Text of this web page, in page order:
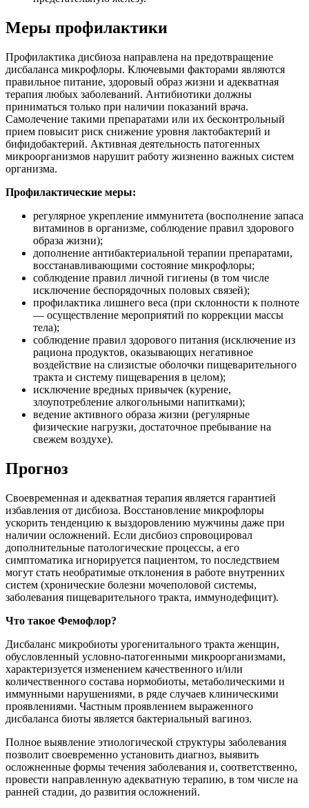
Меры профилактики
Профилактика дисбиоза направлена на предотвращение
дисбаланса микрофлоры. Ключевыми факторами являются
правильное питание, здоровый образ жизни и адекватная
терапия любых заболеваний. Антибиотики должны
приниматься только при наличии показаний врача.
Самолечение такими препаратами или их бесконтрольный
прием повысит риск снижение уровня лактобактерий и
бифидобактерий. Активная деятельность патогенных
микроорганизмов нарушит работу жизненно важных систем
организма.
Профилактические меры:
регулярное укрепление иммунитета (восполнение запаса
витаминов в организме, соблюдение правил здорового
образа жизни);
дополнение антибактериальной терапии препаратами,
восстанавливающими состояние микрофлоры;
соблюдение правил личной гигиены (в том числе
исключение беспорядочных половых связей);
профилактика лишнего веса (при склонности к полноте
— осуществление мероприятий по коррекции массы
тела);
соблюдение правил здорового питания (исключение из
рациона продуктов, оказывающих негативное
воздействие на слизистые оболочки пищеварительного
тракта и систему пищеварения в целом);
исключение вредных привычек (курение,
злоупотребление алкогольными напитками);
ведение активного образа жизни (регулярные
физические нагрузки, достаточное пребывание на
свежем воздухе).
Прогноз
Своевременная и адекватная терапия является гарантией
избавления от дисбиоза. Восстановление микрофлоры
ускорить тенденцию к выздоровлению мужчины даже при
наличии осложнений. Если дисбиоз спровоцировал
дополнительные патологические процессы, а его
симптоматика игнорируется пациентом, то последствием
могут стать необратимые отклонения в работе внутренних
систем (хронические болезни мочеполовой системы,
заболевания пищеварительного тракта, иммунодефицит).
Что такое Фемофлор?
Дисбаланс микробиоты урогенитального тракта женщин,
обусловленный условно-патогенными микроорганизмами,
характеризуется изменением качественного и/или
количественного состава нормобиоты, метаболическими и
иммунными нарушениями, в ряде случаев клиническими
проявлениями. Частным проявлением выраженного
дисбаланса биоты является бактериальный вагиноз.
Полное выявление этиологической структуры заболевания
позволит своевременно установить диагноз, выявить
осложненные формы течения заболевания и, соответственно,
провести направленную адекватную терапию, в том числе на
ранней стадии, до развития осложнений.